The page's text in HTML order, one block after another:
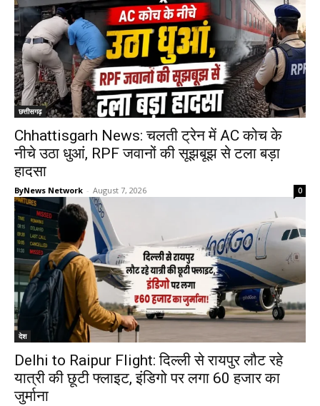
छत्तीसगढ़
Chhattisgarh News: चलती ट्रेन में AC कोच के
नीचे उठा धुआं, RPF जवानों की सूझबूझ से टला बड़ा
हादसा
ByNews Network - August 7, 2026 0
देश
Delhi to Raipur Flight: दिल्ली से रायपुर लौट रहे
यात्री की छूटी फ्लाइट, इंडिगो पर लगा 60 हजार का
जुर्माना